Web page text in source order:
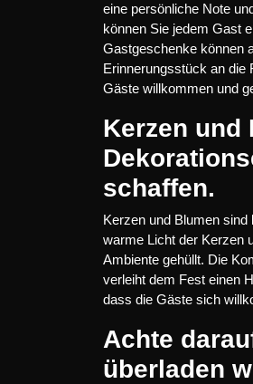
eine persönliche Note
können Sie jedem Gast
Gastgeschenke können
Erinnerungsstück an die
Gäste willkommen und
Kerzen und
schaffen.
Kerzen und Blumen
warme Licht der Kerzen
Ambiente gehüllt. Die
verleiht dem Fest einen
dass die Gäste sich
Achte
überladen